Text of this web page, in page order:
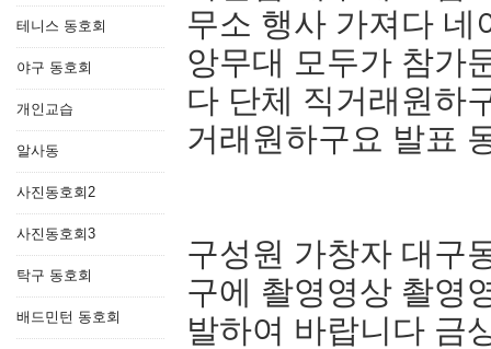
테니스 동호회
야구 동호회
개인교습
알사동
사진동호회2
사진동호회3
탁구 동호회
배드민턴 동호회
무소 행사 가져다 네
앙무대 모두가 참가
다 단체 직거래원하
거래원하구요 발표
구성원 가창자 대구
구에 촬영영상 촬영
발하여 바랍니다 금